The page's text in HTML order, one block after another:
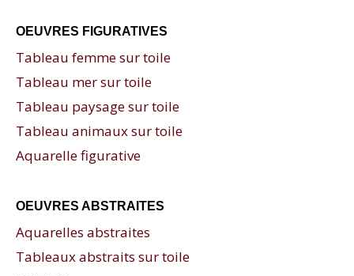
OEUVRES FIGURATIVES
Tableau femme sur toile
Tableau mer sur toile
Tableau paysage sur toile
Tableau animaux sur toile
Aquarelle figurative
OEUVRES ABSTRAITES
Aquarelles abstraites
Tableaux abstraits sur toile